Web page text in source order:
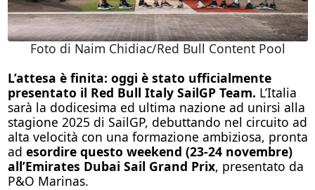
Foto di Naim Chidiac/Red Bull Content Pool
L’attesa è finita: oggi è stato ufficialmente
presentato il Red Bull Italy SailGP Team. L’Italia
sarà la dodicesima ed ultima nazione ad unirsi alla
stagione 2025 di SailGP, debuttando nel circuito ad
alta velocità con una formazione ambiziosa, pronta
ad esordire questo weekend (23-24 novembre)
all’Emirates Dubai Sail Grand Prix, presentato da
P&O Marinas.